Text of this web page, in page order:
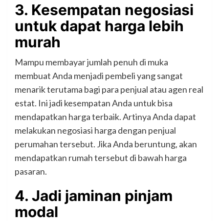
3. Kesempatan negosiasi
untuk dapat harga lebih
murah
Mampu membayar jumlah penuh di muka
membuat Anda menjadi pembeli yang sangat
menarik terutama bagi para penjual atau agen real
estat. Ini jadi kesempatan Anda untuk bisa
mendapatkan harga terbaik. Artinya Anda dapat
melakukan negosiasi harga dengan penjual
perumahan tersebut. Jika Anda beruntung, akan
mendapatkan rumah tersebut di bawah harga
pasaran.
4. Jadi jaminan pinjam
modal